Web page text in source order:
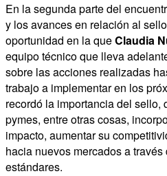
En la segunda parte del
y los avances en relación al
oportunidad en la queClaudia
equipo técnico que lleva
sobre las acciones realizadas
trabajo a implementar en los
recordó la importancia del sello,
pymes, entre otras cosas,
impacto, aumentar su
hacia nuevos mercados a
estándares.